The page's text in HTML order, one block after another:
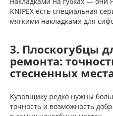
KNIPEX есть специальная
мягкими накладками для
3. Плоскогубцы
ремонта:
стесненных
Кузовщику редко нужны
точность и возможность